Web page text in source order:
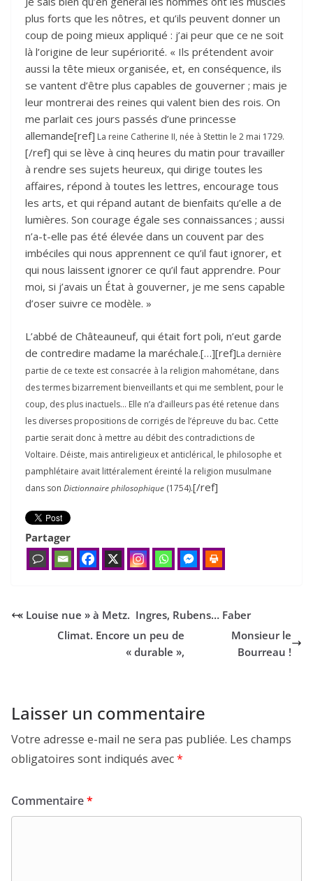
plus forts que les nôtres, et qu’ils peuvent donner un
coup de poing mieux appliqué : j’ai peur que ce ne soit
là l’origine de leur supériorité. « Ils prétendent avoir
aussi la tête mieux organisée, et, en conséquence, ils
se vantent d’être plus capables de gouverner ; mais je
leur montrerai des reines qui valent bien des rois. On
me parlait ces jours passés d’une princesse
allemande[ref] La reine Catherine II, née à Stettin le 2 mai 1729.
[/ref] qui se lève à cinq heures du matin pour travailler
à rendre ses sujets heureux, qui dirige toutes les
affaires, répond à toutes les lettres, encourage tous
les arts, et qui répand autant de bienfaits qu’elle a de
lumières. Son courage égale ses connaissances ; aussi
n’a-t-elle pas été élevée dans un couvent par des
imbéciles qui nous apprennent ce qu’il faut ignorer, et
qui nous laissent ignorer ce qu’il faut apprendre. Pour
moi, si j’avais un État à gouverner, je me sens capable
d’oser suivre ce modèle. »
L’abbé de Châteauneuf, qui était fort poli, n’eut garde
de contredire madame la maréchale.[…][ref]La dernière
partie de ce texte est consacrée à la religion mahométane, dans
des termes bizarrement bienveillants et qui me semblent, pour le
coup, des plus inactuels… Elle n’a d’ailleurs pas été retenue dans
les diverses propositions de corrigés de l’épreuve du bac. Cette
partie serait donc à mettre au débit des contradictions de
Voltaire. Déiste, mais antireligieux et anticlérical, le philosophe et
pamphlétaire avait littéralement éreinté la religion musulmane
dans son Dictionnaire philosophique (1754).[/ref]
Partager
« Louise nue » à Metz. Ingres, Rubens… Faber
Climat. Encore un peu de
« durable »,
Monsieur le
Bourreau !
Laisser un commentaire
Votre adresse e-mail ne sera pas publiée. Les champs
obligatoires sont indiqués avec*
Commentaire*